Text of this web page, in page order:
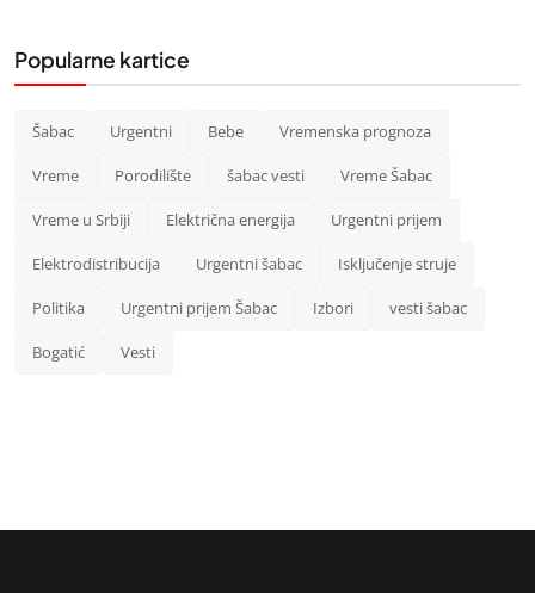
Popularne kartice
Šabac Urgentni Bebe Vremenska prognoza
Vreme Porodilište šabac vesti Vreme Šabac
Vreme u Srbiji Električna energija Urgentni prijem
Elektrodistribucija Urgentni šabac Isključenje struje
Politika Urgentni prijem Šabac Izbori vesti šabac
Bogatić Vesti